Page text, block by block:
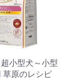
小型犬～小型
草原のレシピ